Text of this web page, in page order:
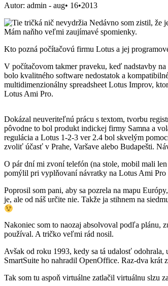
Autor: admin - aug• 16•2013
Nedávno som zistil, že
Mám naňho veľmi zaujímavé spomienky.
Kto pozná počítačovú firmu Lotus a jej
V počítačovom takmer praveku, keď nadstavby
bolo kvalitného software nedostatok a
multidimenzionálny spreadsheet Lotus Improv,
Lotus Ami Pro.
Dokázal neuveriteľnú prácu s textom, tvorbu
pôvodne to bol produkt indickej firmy Samna a
regulácia a Lotus 1-2-3 ver 2.4 bol skvelým
zvoliť účasť v Prahe, Varšave alebo Budapešti.
O pár dní mi zvoní telefón (na stole, mobil mali
pomýlil pri vyplňovaní návratky na Lotus Ami
Poprosil som pani, aby sa pozrela na mapu
je, ale od náš určite nie. Takže ja stihnem na
Nakoniec som to naozaj absolvoval podľa plánu,
používal. A tričko veľmi rád nosil.
Avšak od roku 1993, kedy sa tá udalosť
SmartSuite ho nahradil OpenOffice. Raz-dva krát
Tak som tu aspoň virtuálne zatlačil virtuálnu slzu